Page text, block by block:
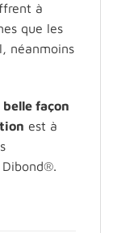
à
que les
néanmoins
belle façon
est à